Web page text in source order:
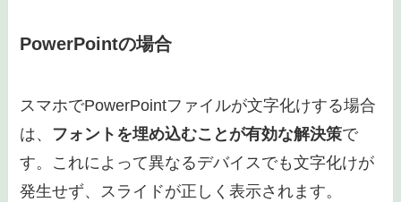
PowerPointの場合
スマホでPowerPointファイルが文字化けする場合
は、 フォントを埋め込むことが有効な解決策で
す。これによって異なるデバイスでも文字化けが
発生せず、スライドが正しく表示されます。